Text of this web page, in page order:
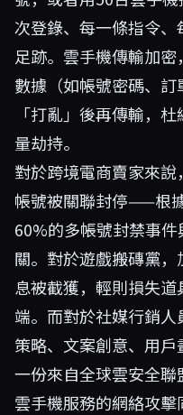
次登錄、每一條指令
足跡。雲手機傳輸加
數據（如帳號密碼、
「打亂」後再傳輸，
量劫持。
對於跨境電商賣家來
帳號被關聯封停——根
60%的多帳號封禁事
關。對於遊戲搬磚黨
息被截獲，輕則損失
端。而對於社媒行銷
策略、文案創意、用戶
一份來自全球雲安全
雲手機服務的網絡攻